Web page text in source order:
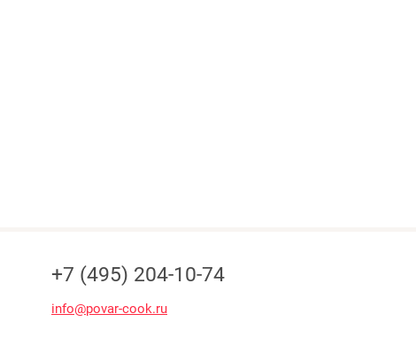
+7 (495) 204-10-74
info@povar-cook.ru